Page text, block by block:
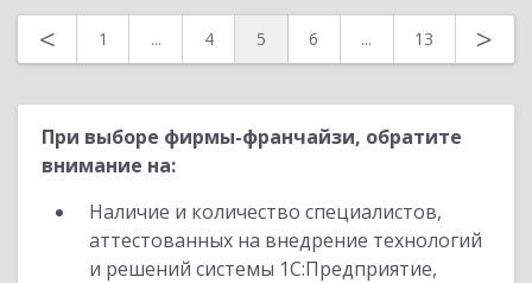
< 1 ... 4 5 6 ... 13 >
При выборе фирмы-франчайзи, обратите
внимание на:
Наличие и количество специалистов,
аттестованных на внедрение технологий
и решений системы 1С:Предприятие,